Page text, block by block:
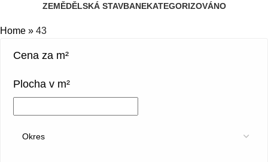
ZEMĚDĚLSKÁ STAVBANEKATEGORIZOVÁNO
Home » 43
Cena za m²
Plocha v m²